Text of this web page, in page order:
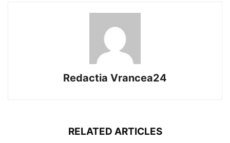
Redactia Vrancea24
RELATED ARTICLES